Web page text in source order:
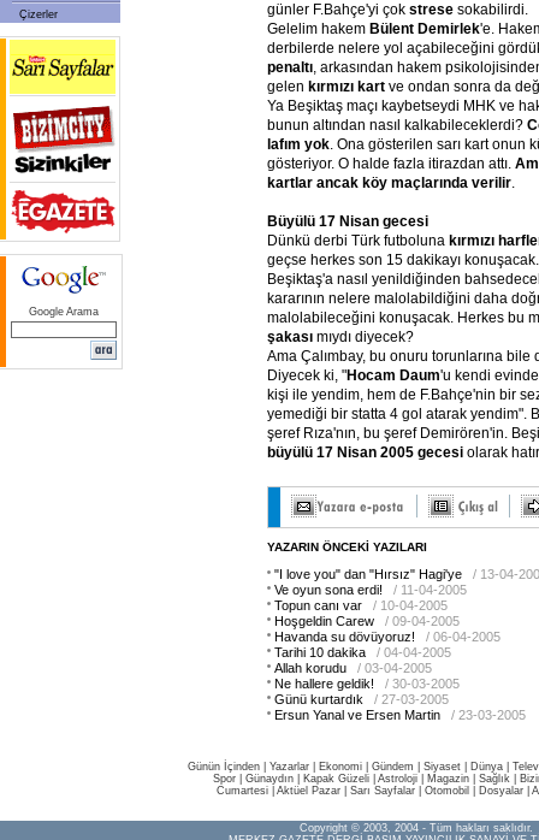
Çizerler
Google Arama
günler F.Bahçe'yi çok strese sokabilirdi.
Gelelim hakem Bülent Demirlek'e.
derbilerde nelere yol açabileceğini
penaltı, arkasından hakem
gelen kırmızı kart ve ondan sonra da
Ya Beşiktaş maçı kaybetseydi MHK ve
bunun altından nasıl kalkabileceklerdi?
lafım yok. Ona gösterilen sarı kart onun
gösteriyor. O halde fazla itirazdan attı.
kartlar ancak köy maçlarında verilir.
Büyülü 17 Nisan gecesi
Dünkü derbi Türk futboluna kırmızı
geçse herkes son 15 dakikayı
Beşiktaş'a nasıl yenildiğinden
kararının nelere malolabildiğini daha
malolabileceğini konuşacak. Herkes bu
şakası mıydı diyecek?
Ama Çalımbay, bu onuru torunlarına
Diyecek ki, "Hocam Daum'u kendi
kişi ile yendim, hem de F.Bahçe'nin bir
yemediği bir statta 4 gol atarak yendim".
şeref Rıza'nın, bu şeref Demirören'in.
büyülü 17 Nisan 2005 gecesi olarak
YAZARIN ÖNCEKİ YAZILARI
"I love you" dan "Hırsız" Hagi'ye
/ 13-04-
Ve oyun sona erdi!
/ 11-04-2005
Topun canı var
/ 10-04-2005
Hoşgeldin Carew
/ 09-04-2005
Havanda su dövüyoruz!
/ 06-04-2005
Tarihi 10 dakika
/ 04-04-2005
Allah korudu
/ 03-04-2005
Ne hallere geldik!
/ 30-03-2005
Günü kurtardık
/ 27-03-2005
Ersun Yanal ve Ersen Martin
/ 23-03-2005
Günün İçinden Yazarlar Ekonomi Gündem Siyaset Dünya |
Spor
Günaydın Kapak Güzeli Astroloji Magazin Sağlık
Cumartesi| Aktüel Pazar| Sarı Sayfalar| Otomobil Dosyalar|
Copyright © 2003, 2004 - Tüm hakları saklıdır.